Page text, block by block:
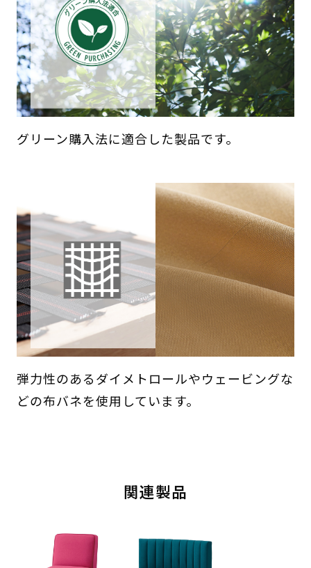
グリーン購入法に適合した製品です。
弾力性のあるダイメトロールやウェービングな
どの布バネを使用しています。
関連製品